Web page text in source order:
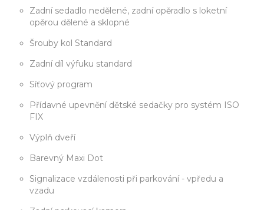
Zadní sedadlo nedělené, zadní opěradlo s loketní
opěrou dělené a sklopné
Šrouby kol Standard
Zadní díl výfuku standard
Síťový program
Přídavné upevnění dětské sedačky pro systém ISO
FIX
Výplň dveří
Barevný Maxi Dot
Signalizace vzdálenosti při parkování - vpředu a
vzadu